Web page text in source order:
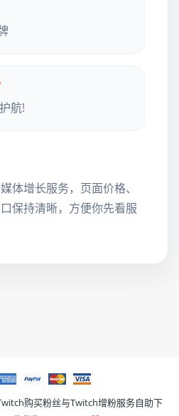
航!
体增长服务，页面价格、
保持清晰，方便你先看服
购买粉丝与Twitch增粉服务自助下